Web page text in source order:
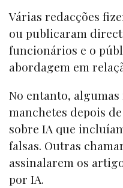
Várias redacções
ou publicaram
funcionários e o
abordagem em
No entanto,
manchetes depois
sobre IA que
falsas. Outras
assinalarem os
por IA.